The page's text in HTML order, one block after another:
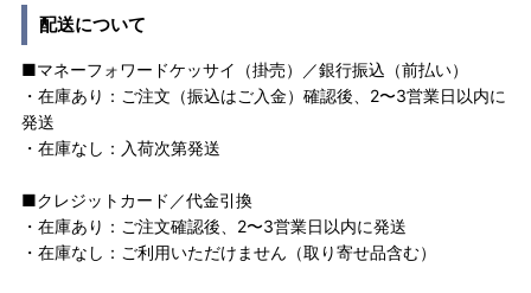
配送について
■マネーフォワードケッサイ（掛売）／銀行振込（前払い）
・在庫あり：ご注文（振込はご入金）確認後、2〜3営業日以内に
発送
・在庫なし：入荷次第発送
■クレジットカード／代金引換
・在庫あり：ご注文確認後、2〜3営業日以内に発送
・在庫なし：ご利用いただけません（取り寄せ品含む）